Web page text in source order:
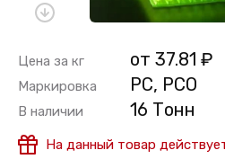
Цена за кг от 37.81 ₽
Маркировка PC, PCO
В наличии 16 Тонн
На данный товар